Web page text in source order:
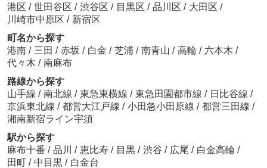
港区 / 世田谷区 / 渋谷区 / 目黒区 / 品川区 / 大田区 /
川崎市中原区 / 新宿区
町名から探す
港南 / 三田 / 赤坂 / 白金 / 芝浦 / 南青山 / 高輪 / 六本木 /
代々木 / 南麻布
路線から探す
山手線 / 南北線 / 東急東横線 / 東急田園都市線 / 日比谷線 /
京浜東北線 / 都営大江戸線 / 小田急小田原線 / 都営三田線 /
湘南新宿ライン宇須
駅から探す
麻布十番 / 品川 / 恵比寿 / 目黒 / 渋谷 / 広尾 / 白金高輪 /
田町 / 中目黒 / 白金台